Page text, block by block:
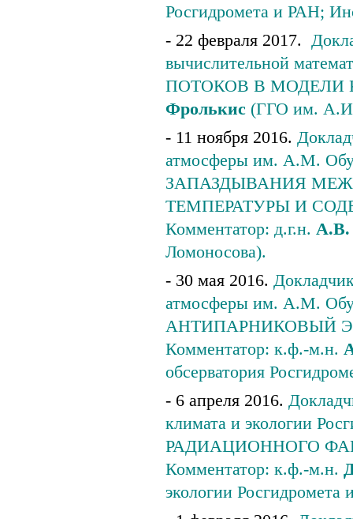
Росгидромета и РАН;
- 22 февраля 2017.
вычислительной
ПОТОКОВ В МОДЕЛИ
Фролькис (ГГО им. А.И.
- 11 ноября 2016.
атмосферы им. А.М.
ЗАПАЗДЫВАНИЯ
ТЕМПЕРАТУРЫ И
Комментатор: д.г.н. А.В.
Ломоносова).
- 30 мая 2016.
атмосферы им. А.М.
АНТИПАРНИКОВЫЙ
Комментатор: к.ф.-м.н.
обсерватория
- 6 апреля 2016.
климата и экологии
РАДИАЦИОННОГО
Комментатор: к.ф.-м.н.
экологии